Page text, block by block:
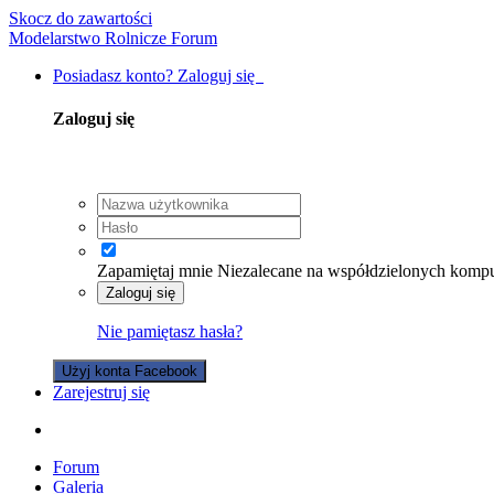
Skocz do zawartości
Modelarstwo Rolnicze Forum
Posiadasz konto? Zaloguj się
Zaloguj się
Zapamiętaj mnie Niezalecane na współdzielonych
Zaloguj się
Nie pamiętasz hasła?
Użyj konta Facebook
Zarejestruj się
Forum
Galeria